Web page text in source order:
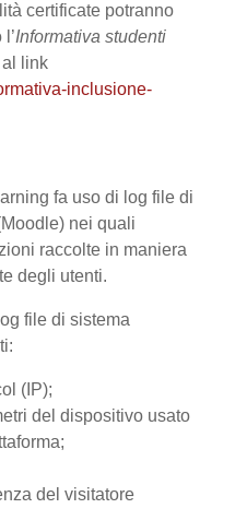
certificate potranno
Informativa studenti
link
inclusione-
fa uso di log file di
nei quali
raccolte in maniera
degli utenti.
file di sistema
(IP);
del dispositivo usato
del visitatore